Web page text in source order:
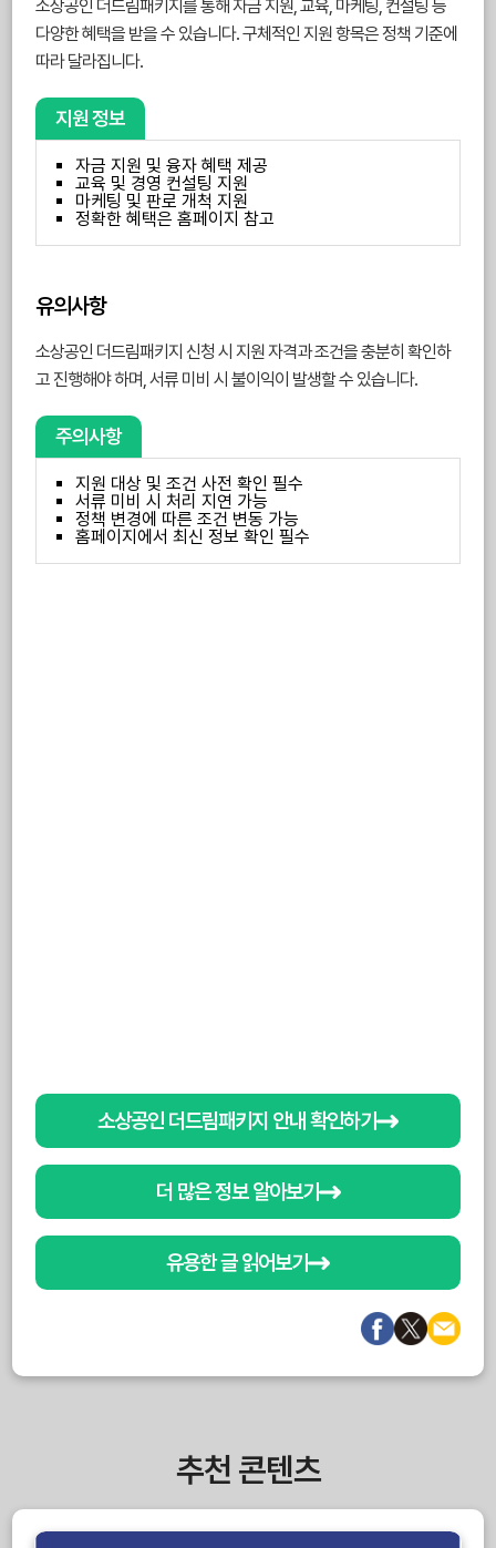
소상공인 더드림패키지를 통해 자금 지원, 교육, 마케팅, 컨설팅 등
다양한 혜택을 받을 수 있습니다. 구체적인 지원 항목은 정책 기준에
따라 달라집니다.
지원 정보
자금 지원 및 융자 혜택 제공
교육 및 경영 컨설팅 지원
마케팅 및 판로 개척 지원
정확한 혜택은 홈페이지 참고
유의사항
소상공인 더드림패키지 신청 시 지원 자격과 조건을 충분히 확인하
고 진행해야 하며, 서류 미비 시 불이익이 발생할 수 있습니다.
주의사항
지원 대상 및 조건 사전 확인 필수
서류 미비 시 처리 지연 가능
정책 변경에 따른 조건 변동 가능
홈페이지에서 최신 정보 확인 필수
소상공인 더드림패키지 안내 확인하기
더 많은 정보 알아보기
유용한 글 읽어보기
추천 콘텐츠